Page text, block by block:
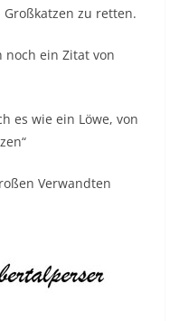
zu retten.
noch ein Zitat von
es wie ein Löwe, von
Verwandten